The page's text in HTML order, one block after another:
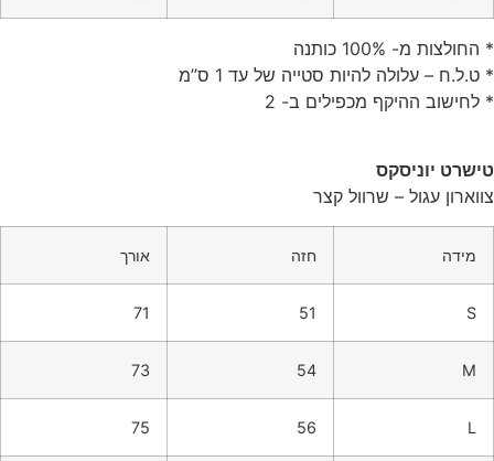
* החולצות מ- 100% כותנה
* ט.ל.ח – עלולה להיות סטייה של עד 1 ס”מ
* לחישוב ההיקף מכפילים ב- 2
טישרט יוניסקס
צווארון עגול – שרוול קצר
מידה חזה אורך
S
51
71
M
54
73
L
56
75